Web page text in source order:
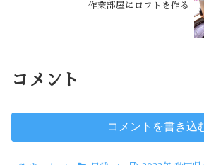
作業部屋にロフトを作る
コメント
コメントを書き込